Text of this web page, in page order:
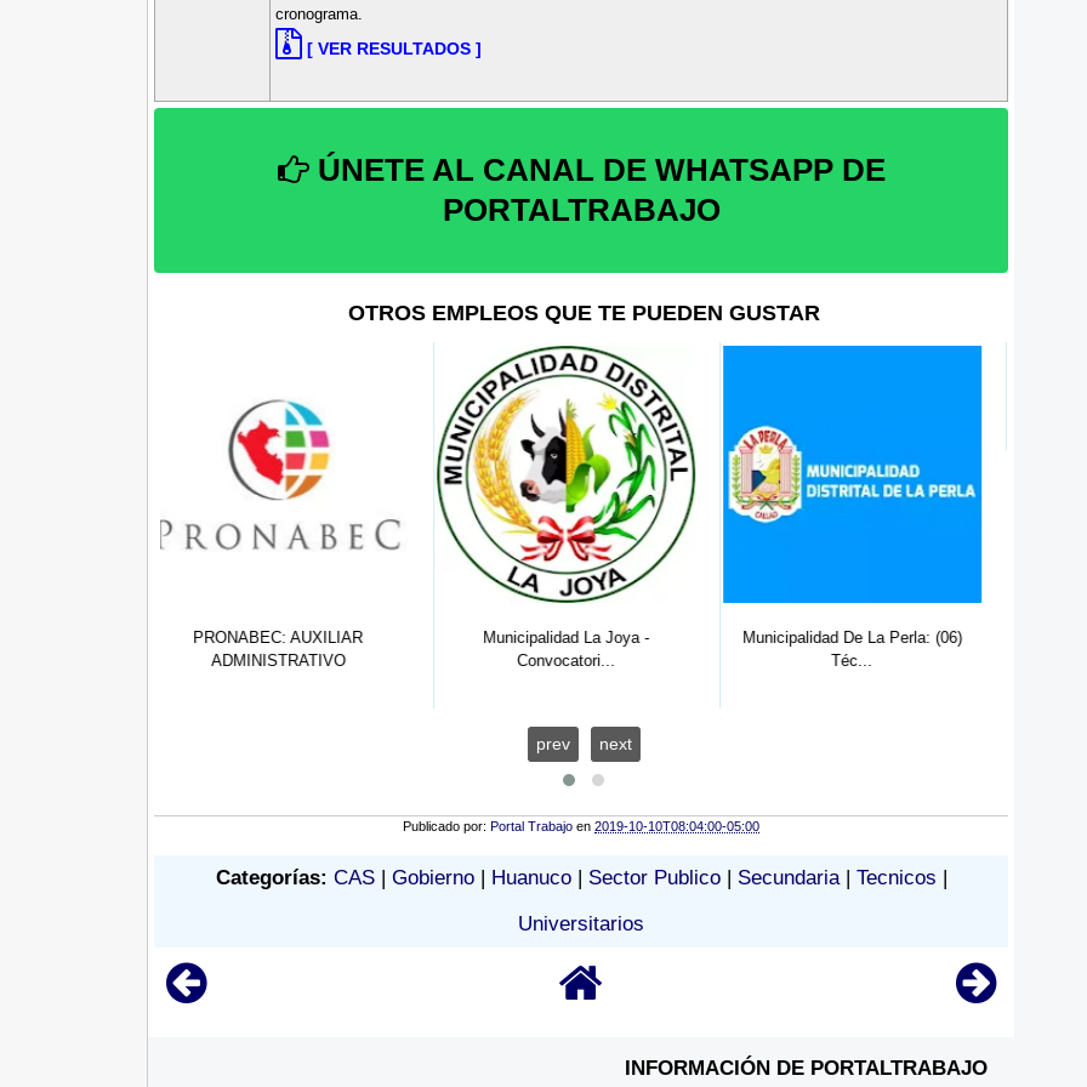
cronograma.
[ VER RESULTADOS ]
ÚNETE AL CANAL DE WHATSAPP DE
PORTALTRABAJO
OTROS EMPLEOS QUE TE PUEDEN GUSTAR
Municipalidad La Joya -
Convocatori...
Municipalidad De La Perla: (06)
Téc...
prev next
Publicado por: Portal Trabajo en 2019-10-10T08:04:00-05:00
Categorías: CAS| Gobierno| Huanuco| Sector Publico| Secundaria| Tecnicos |
Universitarios
INFORMACIÓN DE PORTALTRABAJO